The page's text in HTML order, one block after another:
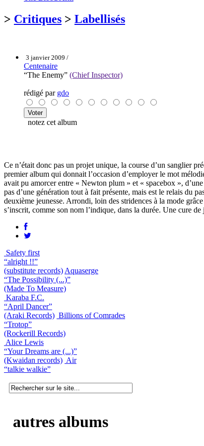
> Critiques > Labellisés
3 janvier 2009 /
Centenaire
“The Enemy” (Chief Inspector)
rédigé par gdo
notez cet album
Ce n’était donc pas un projet unique, la course d’un sanglier
premier album qui donnait l’occasion d’employer le mot
avait pu amorcer entre « Newton plum » et « spacebox »,
pas d’une génération tout à fait présente, mais est le relais du
deuxième jeunesse. Arrondi, loin des stridences à la mode
s’inscrit, comme son nom l’indique, dans la durée. Une cure de
Safety first
“alright !!”
(substitute records) Aquaserge
“The Possibility (...)”
(Made To Measure)
Karaba F.C.
“April Dancer”
(Araki Records) Billions of Comrades
“Trotop”
(Rockerill Records)
Alice Lewis
“Your Dreams are (...)”
(Kwaidan records) Air
“talkie walkie”
autres albums